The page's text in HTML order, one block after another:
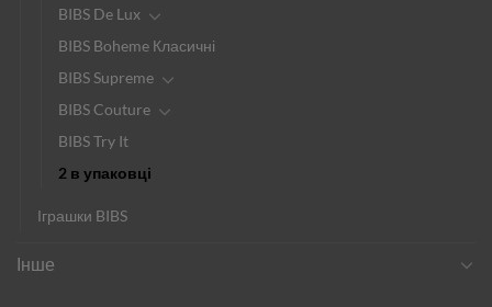
BIBS De Lux
BIBS Boheme Класичні
BIBS Supreme
BIBS Couture
BIBS Try It
2 в упаковці
Іграшки BIBS
Інше